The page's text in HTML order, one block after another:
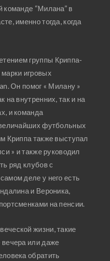
команде “Милана” в
именно тогда, когда
группы Криппа-
игровых
Он помог « Милану »
на внутренних, так и на
и команда
футбольных
Криппа также выступал
» и также руководил
ряд клубов с
деле у него есть
и Вероника,
на пенсии.
жизни, такие
или даже
обратить